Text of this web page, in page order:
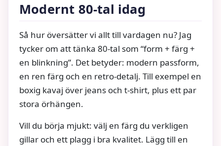
Modernt 80-tal idag
Så hur översätter vi allt till vardagen nu? Jag
tycker om att tänka 80-tal som “form + färg +
en blinkning”. Det betyder: modern passform,
en ren färg och en retro-detalj. Till exempel en
boxig kavaj över jeans och t-shirt, plus ett par
stora örhängen.
Vill du börja mjukt: välj en färg du verkligen
gillar och ett plagg i bra kvalitet. Lägg till en